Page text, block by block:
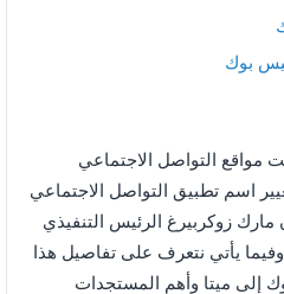
بوك
مواقع التواصل الاجتماعي
اسم تطبيق التواصل الاجتماعي
مارك زوكربيرغ الرئيس التنفيذي
يأتي نتعرف على تفاصيل هذا
إلى ميتا وأهم المستجدات